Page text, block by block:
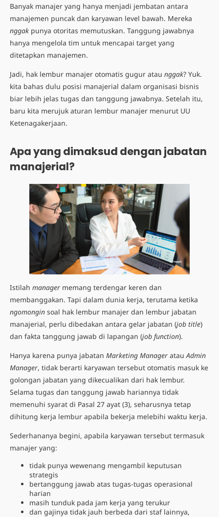
Banyak manajer yang hanya menjadi jembatan antara
manajemen puncak dan karyawan level bawah. Mereka
nggak punya otoritas memutuskan. Tanggung jawabnya
hanya mengelola tim untuk mencapai target yang
ditetapkan manajemen.
Jadi, hak lembur manajer otomatis gugur atau nggak? Yuk.
kita bahas dulu posisi manajerial dalam organisasi bisnis
biar lebih jelas tugas dan tanggung jawabnya. Setelah itu,
baru kita merujuk aturan lembur manajer menurut UU
Ketenagakerjaan.
Apa yang dimaksud dengan jabatan
manajerial?
Istilah manager memang terdengar keren dan
membanggakan. Tapi dalam dunia kerja, terutama ketika
ngomongin soal hak lembur manajer dan lembur jabatan
manajerial, perlu dibedakan antara gelar jabatan (job title)
dan fakta tanggung jawab di lapangan (job function).
Hanya karena punya jabatan Marketing Manager atau Admin
Manager, tidak berarti karyawan tersebut otomatis masuk ke
golongan jabatan yang dikecualikan dari hak lembur.
Selama tugas dan tanggung jawab hariannya tidak
memenuhi syarat di Pasal 27 ayat (3), seharusnya tetap
dihitung kerja lembur apabila bekerja melebihi waktu kerja.
Sederhananya begini, apabila karyawan tersebut termasuk
manajer yang:
tidak punya wewenang mengambil keputusan
strategis
bertanggung jawab atas tugas-tugas operasional
harian
masih tunduk pada jam kerja yang terukur
dan gajinya tidak jauh berbeda dari staf lainnya,